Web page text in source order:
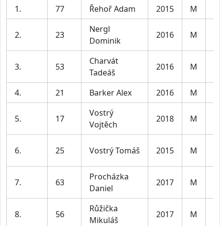
1.
77 Řehoř Adam 2015 M
2. 23
Nergl
Dominik
2016 M
3. 53
Charvát
Tadeáš
2016 M
4. 21 Barker Alex 2016 M
5. 17
Vostrý
Vojtěch
2018 M
6. 25 Vostrý Tomáš 2015 M
7. 63
Procházka
Daniel
2017 M
8. 56
Růžička
Mikuláš
2017 M